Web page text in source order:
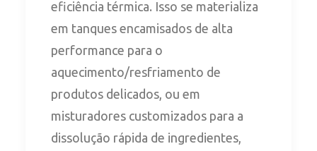
eficiência térmica. Isso se materializa
em tanques encamisados de alta
performance para o
aquecimento/resfriamento de
produtos delicados, ou em
misturadores customizados para a
dissolução rápida de ingredientes,